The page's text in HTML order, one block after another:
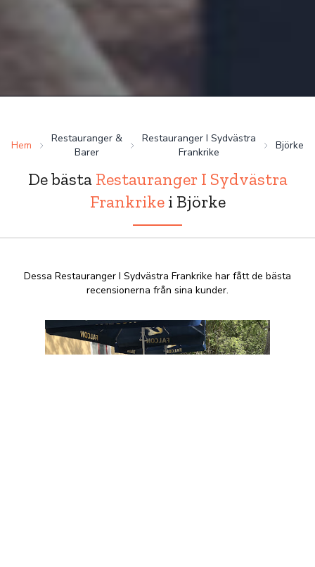
Hem
Restauranger &
Barer
Restauranger I Sydvästra
Frankrike
Björke
De bästa Restauranger I Sydvästra
Frankrikei Björke
Dessa Restauranger I Sydvästra Frankrike har fått de bästa
recensionerna från sina kunder.